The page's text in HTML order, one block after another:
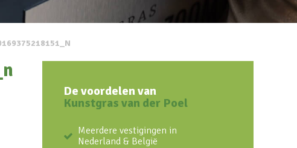
De voordelen van
Kunstgras van der Poel
Meerdere vestigingen in
Nederland & België